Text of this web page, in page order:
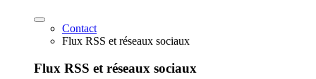
Contact
Flux RSS et réseaux sociaux
Flux RSS et réseaux sociaux